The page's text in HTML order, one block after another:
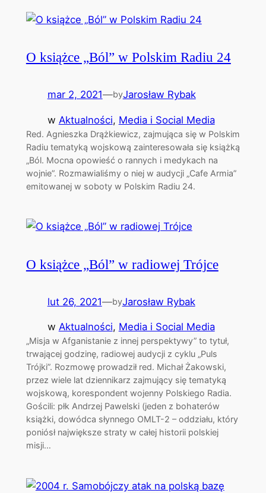
O książce „Ból” w Polskim Radiu 24
mar 2, 2021—byJarosław Rybak
w Aktualności, Media i Social Media
Red. Agnieszka Drążkiewicz, zajmująca się w Polskim
Radiu tematyką wojskową zainteresowała się książką
„Ból. Mocna opowieść o rannych i medykach na
wojnie”. Rozmawialiśmy o niej w audycji „Cafe Armia”
emitowanej w soboty w Polskim Radiu 24.
O książce „Ból” w radiowej Trójce
lut 26, 2021—byJarosław Rybak
w Aktualności, Media i Social Media
„Misja w Afganistanie z innej perspektywy” to tytuł,
trwającej godzinę, radiowej audycji z cyklu „Puls
Trójki”. Rozmowę prowadził red. Michał Żakowski,
przez wiele lat dziennikarz zajmujący się tematyką
wojskową, korespondent wojenny Polskiego Radia.
Gościli: płk Andrzej Pawelski (jeden z bohaterów
książki, dowódca słynnego OMLT-2 – oddziału, który
poniósł największe straty w całej historii polskiej
misji…